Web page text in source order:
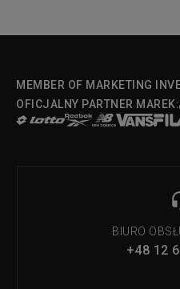
MEMBER OF MARKETING
OFICJALNY PARTNER MAREK:
BIURO
+48 12